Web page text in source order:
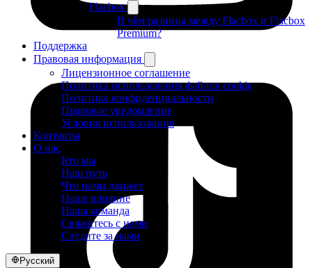
Flacbox
В чём разница между Flacbox и Flacbox
Premium?
Поддержка
Правовая информация
Лицензионное соглашение
Политика использования файлов cookie
Политика конфиденциальности
Правовое уведомление
Условия использования
Контакты
О нас
Кто мы
Наш путь
Что нами движет
Наше влияние
Наша команда
Свяжитесь с нами
Следите за нами
Русский